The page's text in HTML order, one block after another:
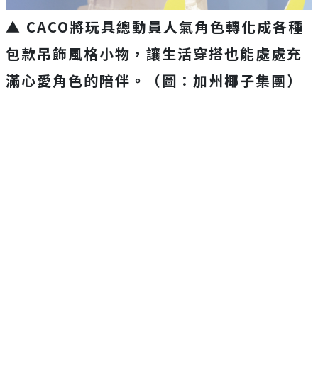
▲ CACO將玩具總動員人氣角色轉化成各種
包款吊飾風格小物，讓生活穿搭也能處處充
滿心愛角色的陪伴。（圖：加州椰子集團）